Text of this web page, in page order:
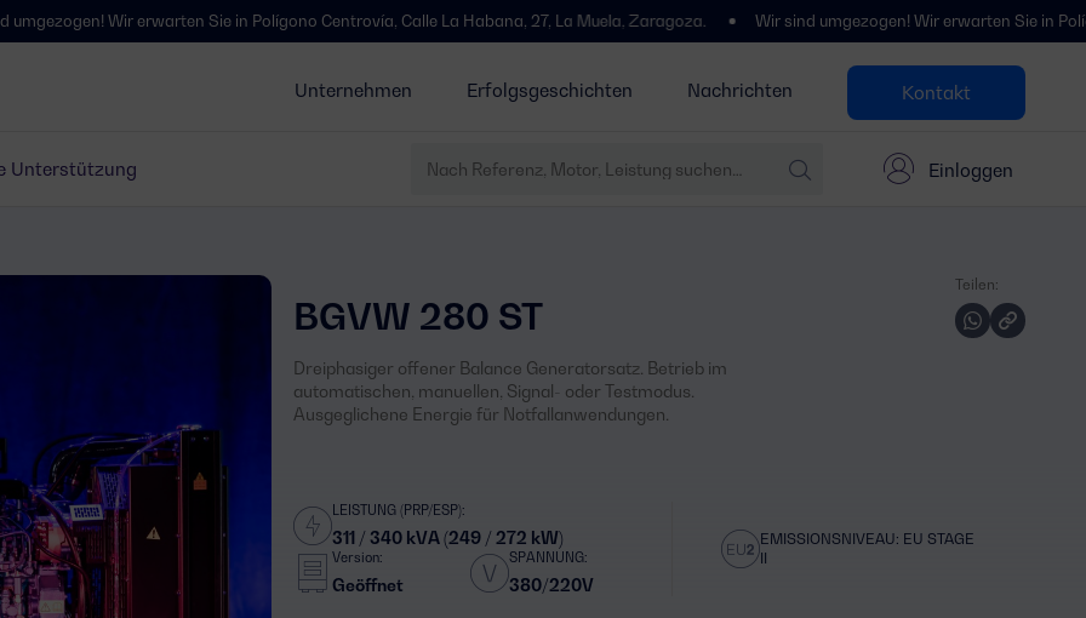
Unternehmen Erfolgsgeschichten Nachrichten Kontakt
Unterstützung Einloggen
Wir erwarten Sie in Polígono Centrovía, Calle La Habana, 27, La Muela, Zaragoza. Wir sind umgezogen! Wir erwarten Sie in Polígono
Teilen:
BGVW 280 ST
Dreiphasiger offener Balance Generatorsatz. Betrieb im
automatischen, manuellen, Signal- oder Testmodus.
Ausgeglichene Energie für Notfallanwendungen.
LEISTUNG (PRP/ESP):
311 / 340 kVA (249 / 272 kW)
Version:
Geöffnet
SPANNUNG:
380/220V
EMISSIONSNIVEAU: EU STAGE
II